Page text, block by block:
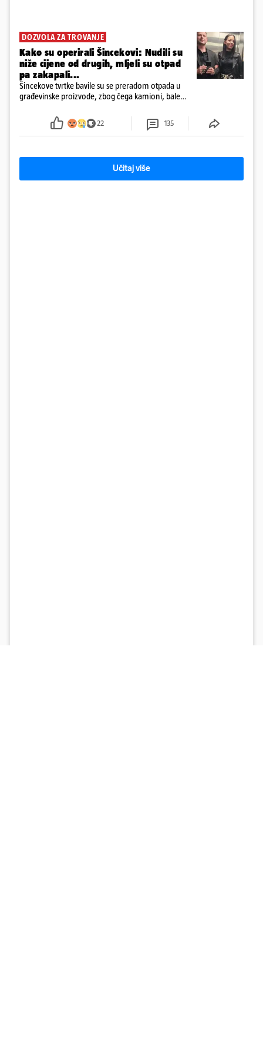
DOZVOLA ZA TROVANJE
Kako su operirali Šincekovi: Nudili su
niže cijene od drugih, mljeli su otpad
pa zakapali...
Šincekove tvrtke bavile su se preradom otpada u
građevinske proizvode, zbog čega kamioni, bale
22 135
Učitaj više